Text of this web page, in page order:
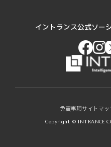
イントランス公式ソー
免責事項サイトマッ
Copyright © INTRANCE